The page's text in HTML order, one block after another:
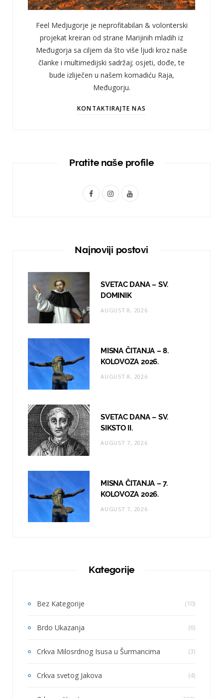
Feel Medjugorje je neprofitabilan & volonterski
projekat kreiran od strane Marijinih mladih iz
Međugorja sa ciljem da što više ljudi kroz naše
članke i multimedijski sadržaj; osjeti, dođe, te
bude izliječen u našem komadiću Raja,
Međugorju.
KONTAKTIRAJTE NAS
Pratite naše profile
F
I
t
r
a
Y
T
Najnoviji postovi
SVETAC DANA – SV.
DOMINIK
AUGUST 8, 2026
MISNA ČITANJA – 8.
KOLOVOZA 2026.
AUGUST 8, 2026
SVETAC DANA – SV.
SIKSTO II.
AUGUST 7, 2026
MISNA ČITANJA – 7.
KOLOVOZA 2026.
AUGUST 7, 2026
Kategorije
Bez Kategorije (10)
Brdo Ukazanja (6)
Crkva Milosrdnog Isusa u Šurmancima (3)
Crkva svetog Jakova (4)